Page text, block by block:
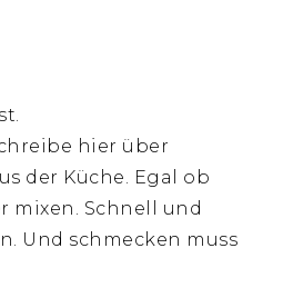
hier über
der Küche. Egal ob
mixen. Schnell und
Und schmecken muss